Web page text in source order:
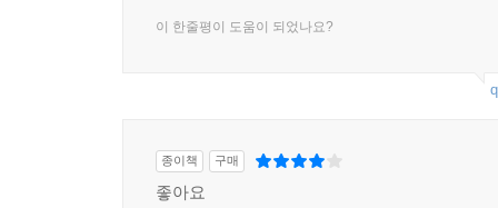
이 한줄평이 도움이 되었나요?
종이책 구매
좋아요